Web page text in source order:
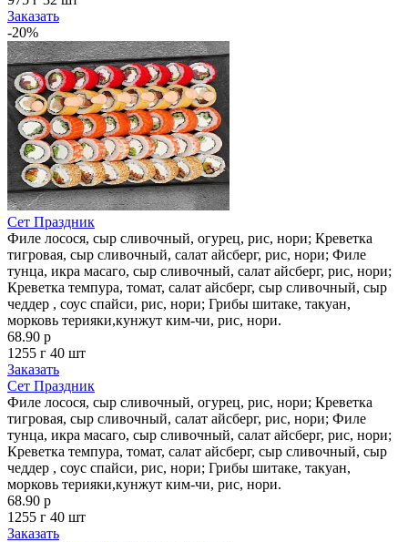
Заказать
-20%
Сет Праздник
Филе лосося, сыр сливочный, огурец, рис, нори; Креветка
тигровая, сыр сливочный, салат айсберг, рис, нори; Филе
тунца, икра масаго, сыр сливочный, салат айсберг, рис, нори;
Креветка темпура, томат, салат айсберг, сыр сливочный, сыр
чеддер , соус спайси, рис, нори; Грибы шитаке, такуан,
морковь терияки,кунжут ким-чи, рис, нори.
68.90 р
1255 г 40 шт
Заказать
Сет Праздник
Филе лосося, сыр сливочный, огурец, рис, нори; Креветка
тигровая, сыр сливочный, салат айсберг, рис, нори; Филе
тунца, икра масаго, сыр сливочный, салат айсберг, рис, нори;
Креветка темпура, томат, салат айсберг, сыр сливочный, сыр
чеддер , соус спайси, рис, нори; Грибы шитаке, такуан,
морковь терияки,кунжут ким-чи, рис, нори.
68.90 р
1255 г 40 шт
Заказать